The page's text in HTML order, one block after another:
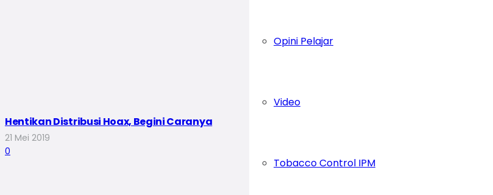
Opini Pelajar
Video
Tobacco Control IPM
Hentikan Distribusi Hoax, Begini Caranya
21 Mei 2019
0